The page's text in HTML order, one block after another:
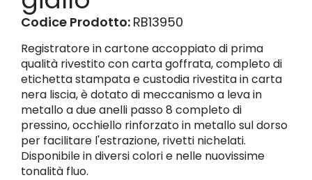
Codice Prodotto: RB13950
Registratore in cartone accoppiato di prima
qualità rivestito con carta goffrata, completo di
etichetta stampata e custodia rivestita in carta
nera liscia, è dotato di meccanismo a leva in
metallo a due anelli passo 8 completo di
pressino, occhiello rinforzato in metallo sul dorso
per facilitare l'estrazione, rivetti nichelati.
Disponibile in diversi colori e nelle nuovissime
tonalità fluo.